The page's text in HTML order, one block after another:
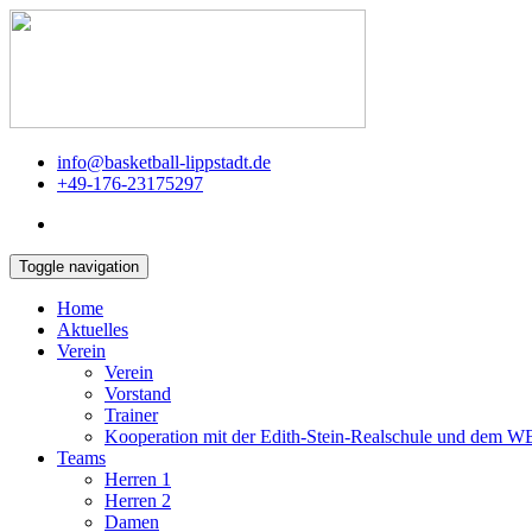
info@basketball-lippstadt.de
+49-176-23175297
Toggle navigation
Home
Aktuelles
Verein
Verein
Vorstand
Trainer
Kooperation mit der Edith-Stein-Realschule und dem
Teams
Herren 1
Herren 2
Damen